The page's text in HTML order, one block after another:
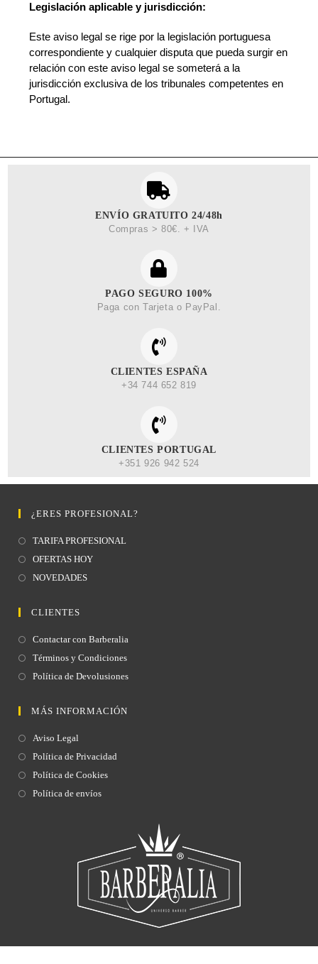
Legislación aplicable y jurisdicción:
Este aviso legal se rige por la legislación portuguesa
correspondiente y cualquier disputa que pueda surgir en
relación con este aviso legal se someterá a la
jurisdicción exclusiva de los tribunales competentes en
Portugal.
ENVÍO GRATUITO 24/48h
Compras > 80€. + IVA
PAGO SEGURO 100%
Paga con Tarjeta o PayPal.
CLIENTES ESPAÑA
+34 744 652 819
CLIENTES PORTUGAL
+351 926 942 524
MÁS INFORMACIÓN
Aviso Legal
Política de Privacidad
Política de Cookies
Política de envíos
CLIENTES
Contactar con Barberalia
Términos y Condiciones
Política de Devolusiones
¿ERES PROFESIONAL?
TARIFA PROFESIONAL
OFERTAS HOY
NOVEDADES